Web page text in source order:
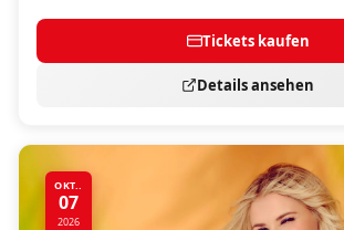
Tickets kaufen
Details ansehen
OKT..
07
2026